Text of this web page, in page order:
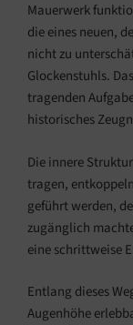
Mauerwerk
die eines neuen,
nicht zu
Glockenstuhls.
tragenden
historisches
Die innere
tragen,
geführt werden,
zugänglich
eine schrittweise
Entlang dieses
Augenhöhe